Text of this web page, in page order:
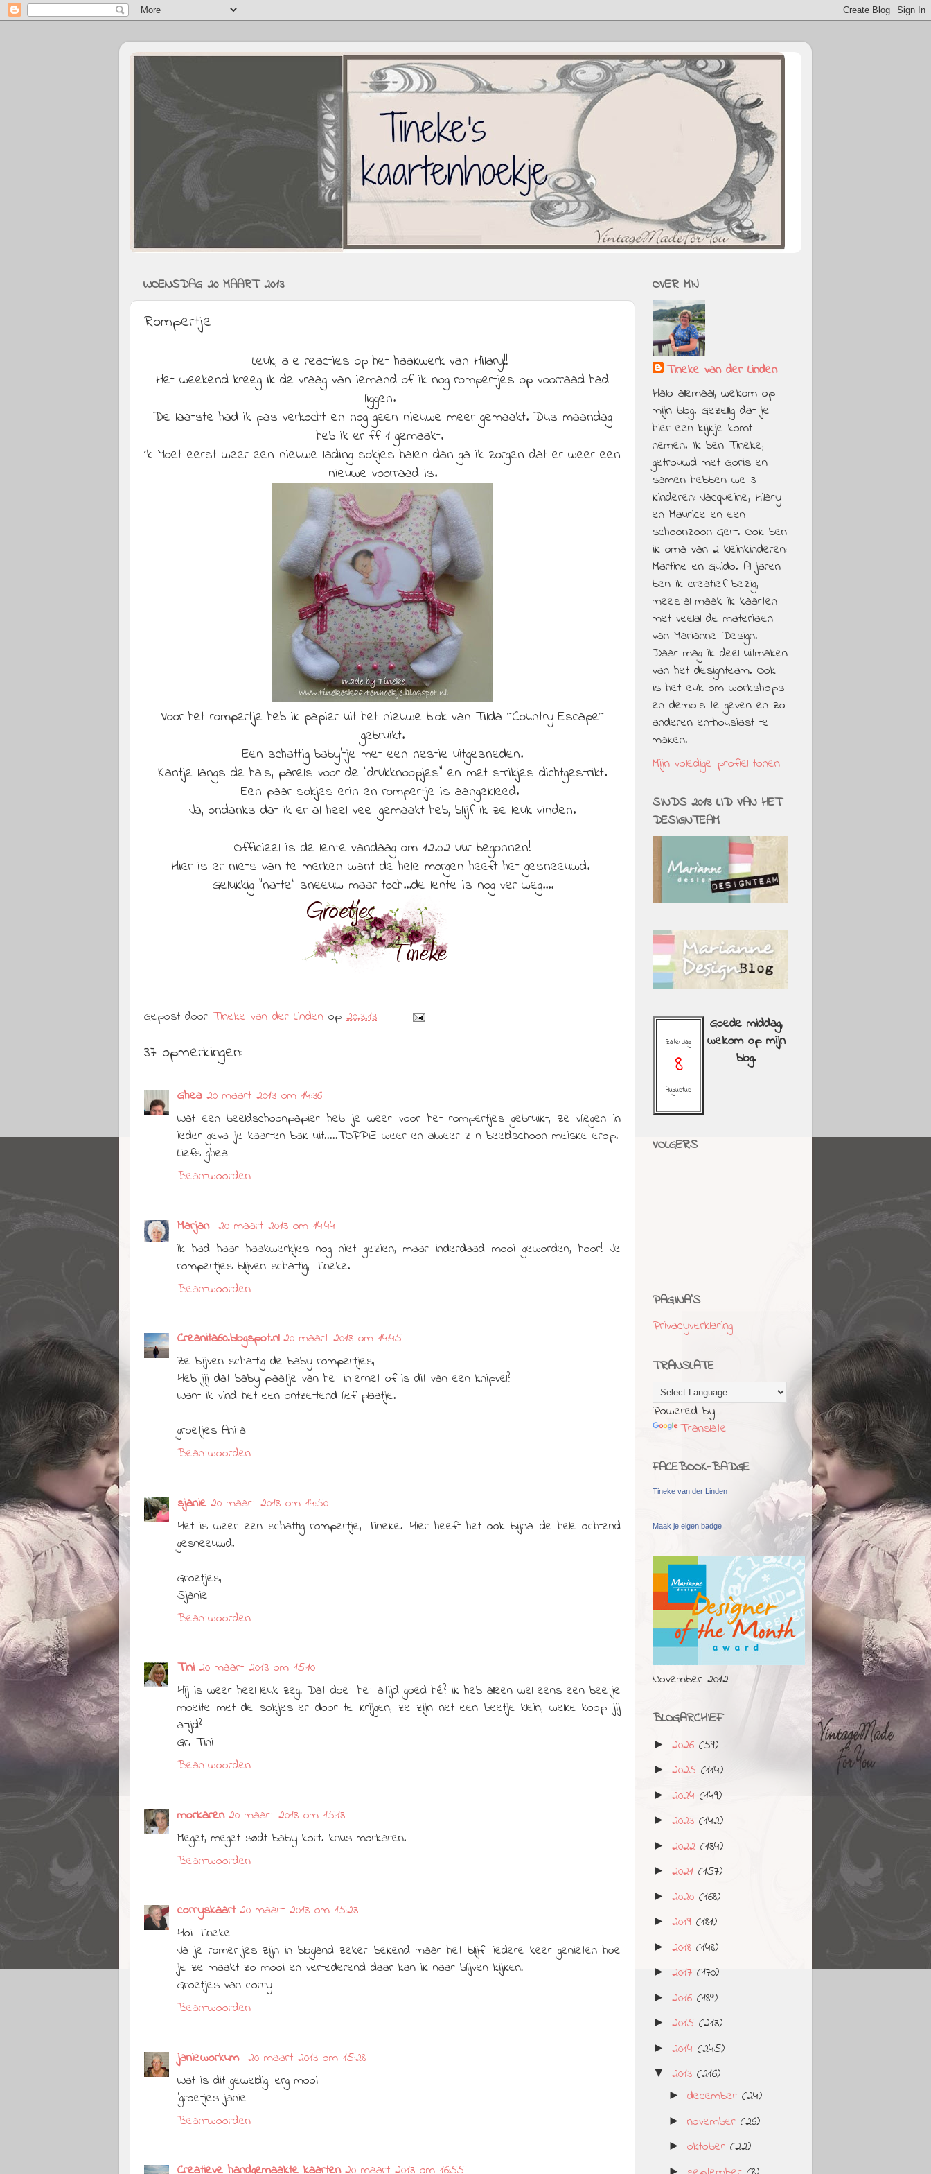
WOENSDAG 20 MAART 2013
Rompertje
Leuk, alle reacties op het haakwerk van Hilary!!
Het weekend kreeg ik de vraag van iemand of ik nog rompertjes op voorraad had
liggen.
De laatste had ik pas verkocht en nog geen nieuwe meer gemaakt. Dus maandag
heb ik er ff 1 gemaakt.
´k Moet eerst weer een nieuwe lading sokjes halen dan ga ik zorgen dat er weer een
nieuwe voorraad is.
Voor het rompertje heb ik papier uit het nieuwe blok van Tilda ~Country Escape~
gebruikt.
Een schattig baby'tje met een nestie uitgesneden.
Kantje langs de hals, parels voor de "drukknoopjes" en met strikjes dichtgestrikt.
Een paar sokjes erin en rompertje is aangekleed.
Ja, ondanks dat ik er al heel veel gemaakt heb, blijf ik ze leuk vinden.
Officieel is de lente vandaag om 12.02 uur begonnen!
Hier is er niets van te merken want de hele morgen heeft het gesneeuwd.
Gelukkig "natte" sneeuw maar toch...de lente is nog ver weg....
Gepost door Tineke van der Linden op 20.3.13
37 opmerkingen:
Ghea 20 maart 2013 om 14:36
Wat een beeldschoonpapier heb je weer voor het rompertjes gebruikt, ze vliegen in
ieder geval je kaarten bak uit.....TOPPIE weer en alweer z n beeldschoon meiske erop.
Liefs ghea
Beantwoorden
Marjan 20 maart 2013 om 14:44
ik had haar haakwerkjes nog niet gezien, maar inderdaad mooi geworden, hoor! Je
rompertjes blijven schattig, Tineke.
Beantwoorden
Creanita60.blogspot.nl 20 maart 2013 om 14:45
Ze blijven schattig de baby rompertjes,
Heb jij dat baby plaatje van het internet of is dit van een knipvel?
Want ik vind het een ontzettend lief plaatje.
groetjes Anita
Beantwoorden
sjanie 20 maart 2013 om 14:50
Het is weer een schattig rompertje, Tineke. Hier heeft het ook bijna de hele ochtend
gesneeuwd.
Groetjes,
Sjanie
Beantwoorden
Tini 20 maart 2013 om 15:10
Hij is weer heel leuk zeg! Dat doet het altijd goed hé? Ik heb alleen wel eens een beetje
moeite met de sokjes er door te krijgen, ze zijn net een beetje klein, welke koop jij
altijd?
Gr. Tini
Beantwoorden
morkaren 20 maart 2013 om 15:13
Meget, meget sødt baby kort. knus morkaren.
Beantwoorden
corryskaart 20 maart 2013 om 15:23
Hoi Tineke
Ja je romertjes zijn in blogland zeker bekend maar het blijft iedere keer genieten hoe
je ze maakt zo mooi en vertederend daar kan ik naar blijven kijken!
Groetjes van corry
Beantwoorden
janieworkum 20 maart 2013 om 15:28
Wat is dit geweldig, erg mooi
'groetjes janie
Beantwoorden
OVER MIJ
Tineke van der Linden
Hallo allemaal, welkom op
mijn blog. Gezellig dat je
hier een kijkje komt
nemen. Ik ben Tineke,
getrouwd met Goris en
samen hebben we 3
kinderen: Jacqueline, Hilary
en Maurice en een
schoonzoon Gert. Ook ben
ik oma van 2 kleinkinderen:
Martine en Guido. Al jaren
ben ik creatief bezig,
meestal maak ik kaarten
met veelal de materialen
van Marianne Design.
Daar mag ik deel uitmaken
van het designteam. Ook
is het leuk om workshops
en demo's te geven en zo
anderen enthousiast te
maken.
Mijn volledige profiel tonen
SINDS 2013 LID VAN HET
DESIGNTEAM
Zaterdag
8
Augustus
Goede middag,
welkom op mijn
blog.
VOLGERS
PAGINA'S
Privacyverklaring
TRANSLATE
Powered by
Translate
FACEBOOK-BADGE
Tineke van der Linden
Maak je eigen badge
November 2012
BLOGARCHIEF
► 2026 (59)
► 2025 (114)
► 2024 (149)
► 2023 (142)
► 2022 (134)
► 2021 (157)
► 2020 (168)
► 2019 (181)
► 2018 (148)
► 2017 (170)
► 2016 (189)
► 2015 (213)
► 2014 (245)
▼ 2013 (216)
► december (24)
► november (26)
► oktober (22)
►